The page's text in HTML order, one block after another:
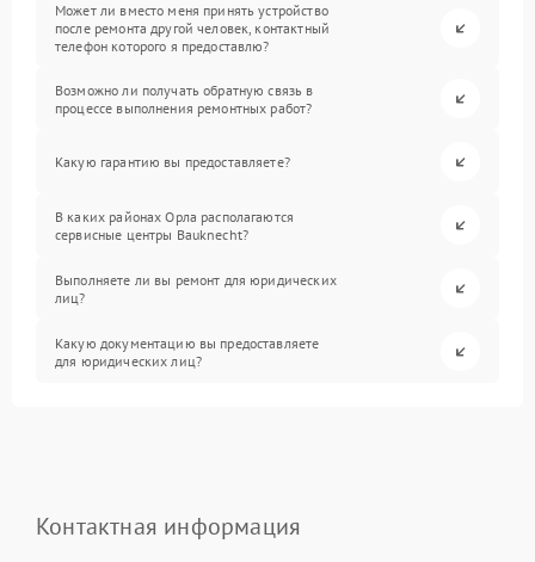
Может ли вместо меня принять устройство
после ремонта другой человек, контактный
телефон которого я предоставлю?
Возможно ли получать обратную связь в
процессе выполнения ремонтных работ?
Какую гарантию вы предоставляете?
В каких районах Орла располагаются
сервисные центры Bauknecht?
Выполняете ли вы ремонт для юридических
лиц?
Какую документацию вы предоставляете
для юридических лиц?
Контактная информация